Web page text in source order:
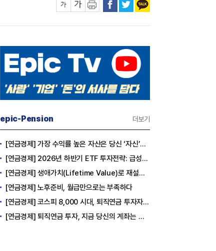
epic-Pension 더보기
[연금경제] 가장 수익률 높은 자산은 당신 ‘자신’이다
[연금경제] 2026년 하반기 ETF 투자전략: 급성장의 상반기를 접고, 이제 '실적'이 가르는 하반기를 맞다
[연금경제] 생애가치(Lifetime Value)로 재설계하는 은퇴 후 안정적 생활보장과 평생소득 전략
[연금경제] 노후준비, 월급만으로는 부족하다
[연금경제] 코스피 8,000 시대, 퇴직연금 투자자는 왜 지금 FOMO를 경계해야 하는가
[연금경제] 퇴직연금 투자, 지금 당신의 계좌는 어느 편인가?